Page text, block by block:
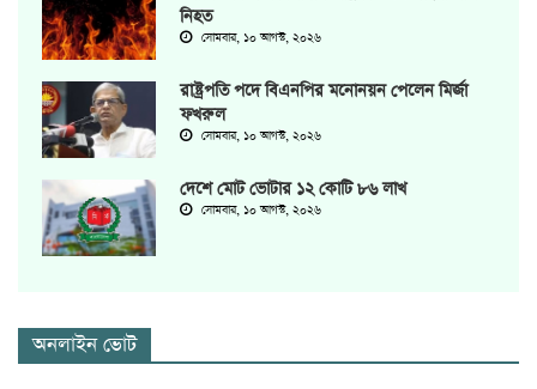
নিহত
সোমবার, ১০ আগস্ট, ২০২৬
রাষ্ট্রপতি পদে বিএনপির মনোনয়ন পেলেন মির্জা
ফখরুল
সোমবার, ১০ আগস্ট, ২০২৬
দেশে মোট ভোটার ১২ কোটি ৮৬ লাখ
সোমবার, ১০ আগস্ট, ২০২৬
অনলাইন ভোট